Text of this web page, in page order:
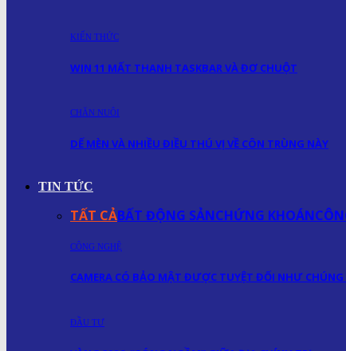
KIẾN THỨC
WIN 11 MẤT THANH TASKBAR VÀ ĐƠ CHUỘT
CHĂN NUÔI
DẾ MÈN VÀ NHIỀU ĐIỀU THÚ VỊ VỀ CÔN TRÙNG NÀY
TIN TỨC
TẤT CẢBẤT ĐỘNG SẢNCHỨNG KHOÁN
CÔNG NGHỆ
CAMERA CÓ BẢO MẬT ĐƯỢC TUYỆT ĐỐI NHƯ CHÚNG
ĐẦU TƯ